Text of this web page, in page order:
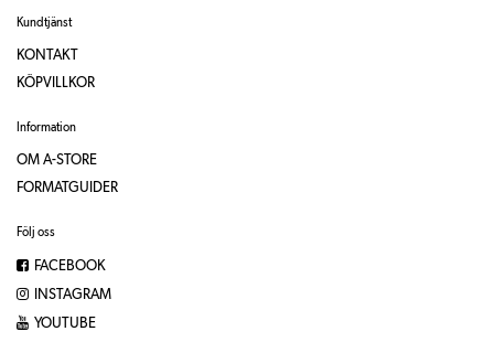
Kundtjänst
KONTAKT
KÖPVILLKOR
Information
OM A-STORE
FORMATGUIDER
Följ oss
FACEBOOK
INSTAGRAM
YOUTUBE